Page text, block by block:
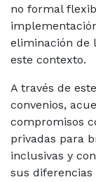
no formal
eliminación de
este contexto.
A través de
convenios,
compromisos
privadas para
inclusivas y
sus diferencias